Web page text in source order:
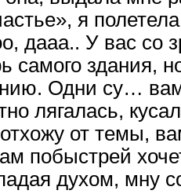
я
У вас со
самого здания,
Одни су…
лягалась,
от темы,
побыстрей
духом, мну